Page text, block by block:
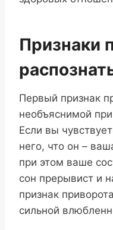
Признаки
Первый признак
необъяснимой
Если вы
него, что он –
при этом ваше
сон прерывист и
признак
сильной